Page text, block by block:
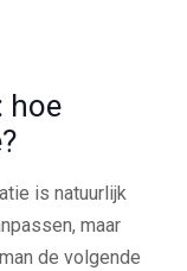
hoe
is natuurlijk
maar
de volgende